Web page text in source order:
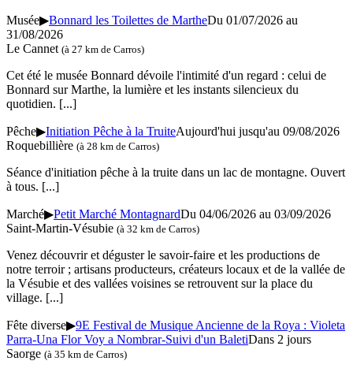
Musée▶Bonnard les Toilettes de MartheDu 01/07/2026 au
31/08/2026
Le Cannet (à 27 km de Carros)
Cet été le musée Bonnard dévoile l'intimité d'un regard : celui de
Bonnard sur Marthe, la lumière et les instants silencieux du
quotidien. [...]
Pêche▶Initiation Pêche à la TruiteAujourd'hui jusqu'au 09/08/2026
Roquebillière (à 28 km de Carros)
Séance d'initiation pêche à la truite dans un lac de montagne. Ouvert
à tous. [...]
Marché▶Petit Marché MontagnardDu 04/06/2026 au 03/09/2026
Saint-Martin-Vésubie (à 32 km de Carros)
Venez découvrir et déguster le savoir-faire et les productions de
notre terroir ; artisans producteurs, créateurs locaux et de la vallée de
la Vésubie et des vallées voisines se retrouvent sur la place du
village. [...]
Fête diverse▶9E Festival de Musique Ancienne de la Roya : Violeta
Parra-Una Flor Voy a Nombrar-Suivi d'un BaletiDans 2 jours
Saorge (à 35 km de Carros)